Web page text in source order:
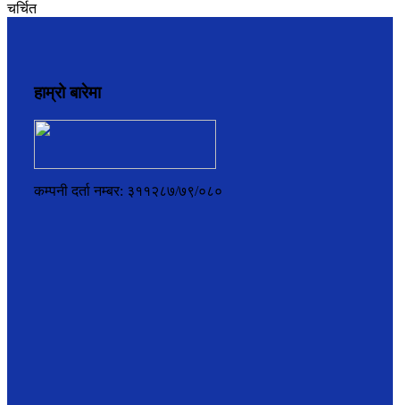
चर्चित
हाम्रो बारेमा
कम्पनी दर्ता नम्बर: ३११२८७/७९/०८०